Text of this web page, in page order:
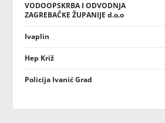
VODOOPSKRBA I ODVODNJA
ZAGREBAČKE ŽUPANIJE d.o.o
Ivaplin
Hep Križ
Policija Ivanić Grad